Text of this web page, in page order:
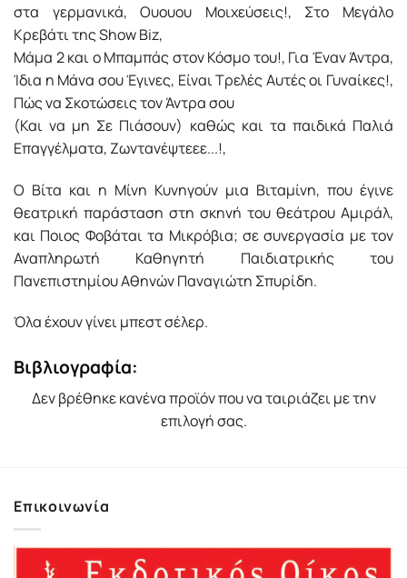
στα γερμανικά, Ουουου Μοιχεύσεις!, Στο Μεγάλο
Κρεβάτι της Show Biz,
Μάμα 2 και ο Μπαμπάς στον Κόσμο του!, Για Έναν Άντρα,
Ίδια η Μάνα σου Έγινες, Είναι Τρελές Αυτές οι Γυναίκες!,
Πώς να Σκοτώσεις τον Άντρα σου
(Και να μη Σε Πιάσουν) καθώς και τα παιδικά Παλιά
Επαγγέλματα, Ζωντανέψτεεε...!,
Ο Βίτα και η Μίνη Κυνηγούν µια Βιταμίνη, που έγινε
θεατρική παράσταση στη σκηνή του θεάτρου Αμιράλ,
και Ποιος Φοβάται τα Μικρόβια; σε συνεργασία με τον
Αναπληρωτή Καθηγητή Παιδιατρικής του
Πανεπιστημίου Αθηνών Παναγιώτη Σπυρίδη.
Όλα έχουν γίνει μπεστ σέλερ.
Βιβλιογραφία:
Δεν βρέθηκε κανένα προϊόν που να ταιριάζει με την
επιλογή σας.
Επικοινωνία